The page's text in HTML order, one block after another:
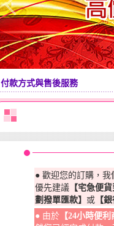
付款方式與售後服務
● 歡迎您的訂購，
優先建議 【宅急便
劃撥單匯款】 或 【
● 由於 【24小時便